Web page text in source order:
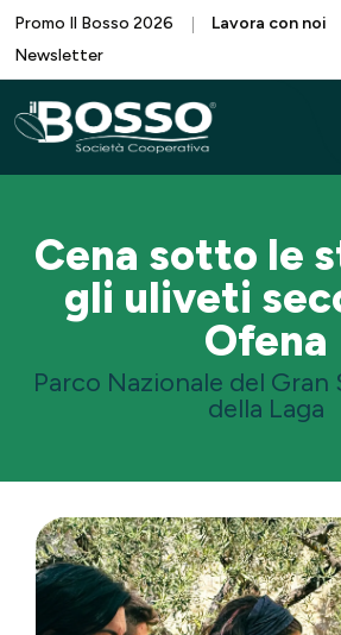
Promo Il Bosso 2026 Lavora con noi
Newsletter
Cena sotto le
gli uliveti
Ofena
Parco Nazionale del Gran
della Laga